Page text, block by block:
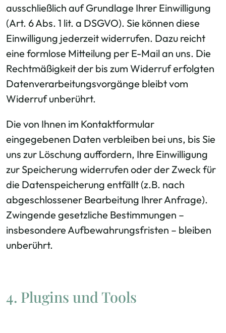
ausschließlich auf Grundlage Ihrer Einwilligung
(Art. 6 Abs. 1 lit. a DSGVO). Sie können diese
Einwilligung jederzeit widerrufen. Dazu reicht
eine formlose Mitteilung per E-Mail an uns. Die
Rechtmäßigkeit der bis zum Widerruf erfolgten
Datenverarbeitungsvorgänge bleibt vom
Widerruf unberührt.
Die von Ihnen im Kontaktformular
eingegebenen Daten verbleiben bei uns, bis Sie
uns zur Löschung auffordern, Ihre Einwilligung
zur Speicherung widerrufen oder der Zweck für
die Datenspeicherung entfällt (z.B. nach
abgeschlossener Bearbeitung Ihrer Anfrage).
Zwingende gesetzliche Bestimmungen –
insbesondere Aufbewahrungsfristen – bleiben
unberührt.
4. Plugins und Tools